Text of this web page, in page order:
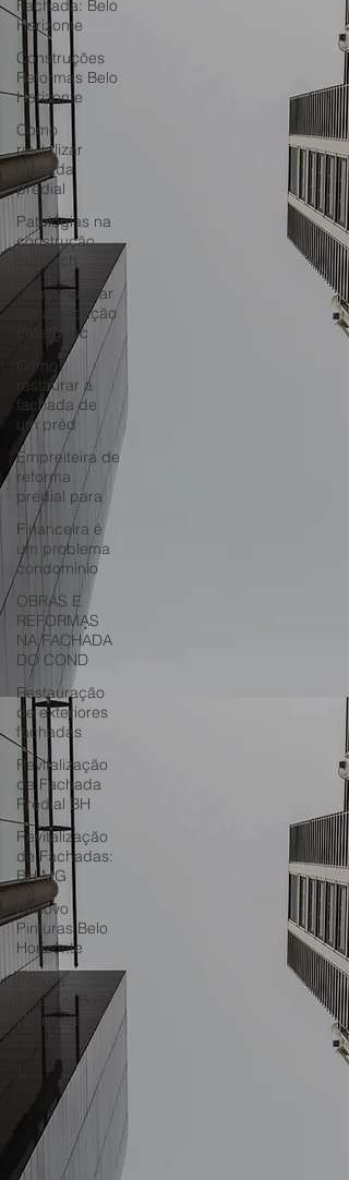
Fachada: Belo
Horizonte
Construções
Reformas Belo
Horizonte
Como
revitalizar
fachada
predial
Patologias na
construção
civil fach
Como realizar
a manutenção
emergenc
Como
restaurar a
fachada de
um préd
Empreiteira de
reforma
predial para
Financeira é
um problema
condomínio
OBRAS E
REFORMAS
NA FACHADA
DO COND
Restauração
de exteriores
fachadas
Revitalização
de Fachada
Predial BH
Revitalização
de Fachadas:
BH MG
Renovo
Pinturas Belo
Horizonte
Pintura
Externa: Belo
Horizonte